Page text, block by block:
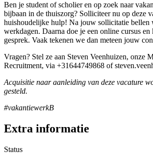
Ben je student of scholier en op zoek naar
bijbaan in de thuiszorg? Solliciteer nu op deze
huishoudelijke hulp! Na jouw sollicitatie bellen
werkdagen. Daarna doe je een online cursus
gesprek. Vaak tekenen we dan meteen jouw
Vragen? Stel ze aan Steven Veenhuizen, onze
Recruitment, via +31644749868 of
Acquisitie naar aanleiding van deze vacature
gesteld.
#vakantiewerkB
Extra informatie
Status